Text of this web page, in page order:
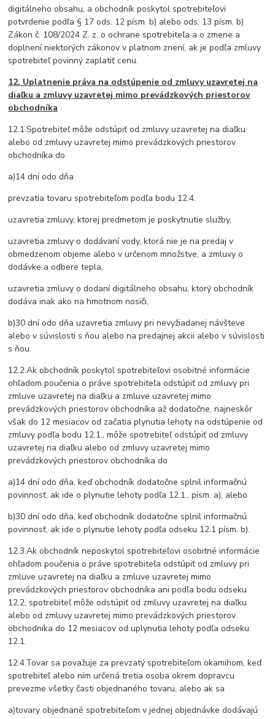
digitálneho obsahu, a obchodník poskytol spotrebiteľovi
potvrdenie podľa § 17 ods. 12 písm. b) alebo ods. 13 písm. b)
Zákon č. 108/2024 Z. z. o ochrane spotrebiteľa a o zmene a
doplnení niektorých zákonov v platnom znení, ak je podľa zmluvy
spotrebiteľ povinný zaplatiť cenu.
12. Uplatnenie práva na odstúpenie od zmluvy uzavretej na
diaľku a zmluvy uzavretej mimo prevádzkových priestorov
obchodníka
12.1.Spotrebiteľ môže odstúpiť od zmluvy uzavretej na diaľku
alebo od zmluvy uzavretej mimo prevádzkových priestorov
obchodníka do
a)14 dní odo dňa
prevzatia tovaru spotrebiteľom podľa bodu 12.4.
uzavretia zmluvy, ktorej predmetom je poskytnutie služby,
uzavretia zmluvy o dodávaní vody, ktorá nie je na predaj v
obmedzenom objeme alebo v určenom množstve, a zmluvy o
dodávke a odbere tepla,
uzavretia zmluvy o dodaní digitálneho obsahu, ktorý obchodník
dodáva inak ako na hmotnom nosiči,
b)30 dní odo dňa uzavretia zmluvy pri nevyžiadanej návšteve
alebo v súvislosti s ňou alebo na predajnej akcii alebo v súvislosti
s ňou.
12.2.Ak obchodník poskytol spotrebiteľovi osobitné informácie
ohľadom poučenia o práve spotrebiteľa odstúpiť od zmluvy pri
zmluve uzavretej na diaľku a zmluve uzavretej mimo
prevádzkových priestorov obchodníka až dodatočne, najneskôr
však do 12 mesiacov od začatia plynutia lehoty na odstúpenie od
zmluvy podľa bodu 12.1., môže spotrebiteľ odstúpiť od zmluvy
uzavretej na diaľku alebo od zmluvy uzavretej mimo
prevádzkových priestorov obchodníka do
a)14 dní odo dňa, keď obchodník dodatočne splnil informačnú
povinnosť, ak ide o plynutie lehoty podľa 12.1., písm. a), alebo
b)30 dní odo dňa, keď obchodník dodatočne splnil informačnú
povinnosť, ak ide o plynutie lehoty podľa odseku 12.1 písm. b).
12.3.Ak obchodník neposkytol spotrebiteľovi osobitné informácie
ohľadom poučenia o práve spotrebiteľa odstúpiť od zmluvy pri
zmluve uzavretej na diaľku a zmluve uzavretej mimo
prevádzkových priestorov obchodníka ani podľa bodu odseku
12.2, spotrebiteľ môže odstúpiť od zmluvy uzavretej na diaľku
alebo od zmluvy uzavretej mimo prevádzkových priestorov
obchodníka do 12 mesiacov od uplynutia lehoty podľa odseku
12.1.
12.4.Tovar sa považuje za prevzatý spotrebiteľom okamihom, keď
spotrebiteľ alebo ním určená tretia osoba okrem dopravcu
prevezme všetky časti objednaného tovaru, alebo ak sa
a)tovary objednané spotrebiteľom v jednej objednávke dodávajú